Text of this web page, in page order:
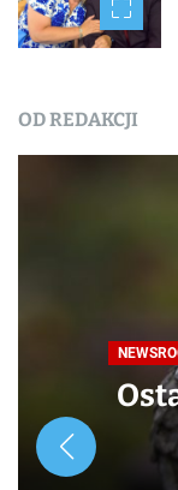
OD REDAKCJI